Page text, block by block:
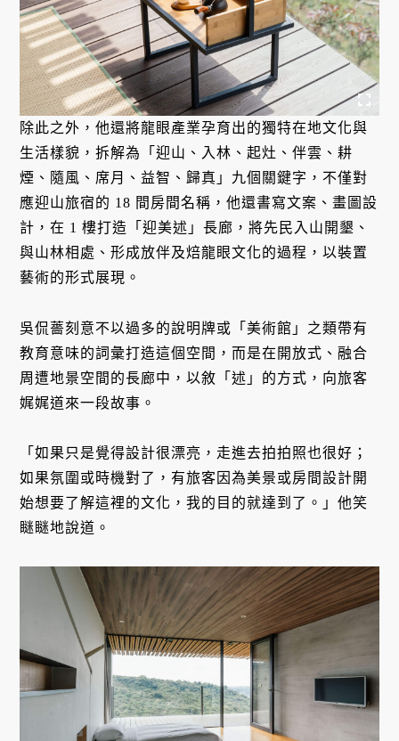
除此之外，他還將龍眼產業孕育出的獨特在地文化與
生活樣貌，拆解為「迎山、入林、起灶、伴雲、耕
煙、隨風、席月、益智、歸真」九個關鍵字，不僅對
應迎山旅宿的 18 間房間名稱，他還書寫文案、畫圖設
計，在 1 樓打造「迎美述」長廊，將先民入山開墾、
與山林相處、形成放伴及焙龍眼文化的過程，以裝置
藝術的形式展現。
吳侃薔刻意不以過多的說明牌或「美術館」之類帶有
教育意味的詞彙打造這個空間，而是在開放式、融合
周遭地景空間的長廊中，以敘「述」的方式，向旅客
娓娓道來一段故事。
「如果只是覺得設計很漂亮，走進去拍拍照也很好；
如果氛圍或時機對了，有旅客因為美景或房間設計開
始想要了解這裡的文化，我的目的就達到了。」他笑
瞇瞇地說道。